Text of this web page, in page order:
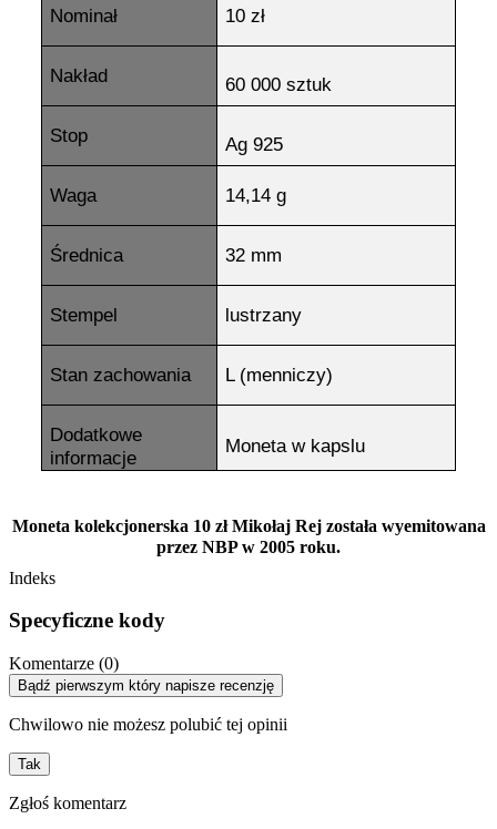
Nominał 10 zł
Nakład 60 000 sztuk
Stop Ag 925
Waga 14,14 g
Średnica 32 mm
Stempel lustrzany
Stan zachowania L (menniczy)
Dodatkowe
informacje
Moneta w kapslu
Moneta kolekcjonerska 10 zł Mikołaj Rej została wyemitowana
przez NBP w 2005 roku.
Indeks
Specyficzne kody
Komentarze (0)
Bądź pierwszym który napisze recenzję
Chwilowo nie możesz polubić tej opinii
Tak
Zgłoś komentarz